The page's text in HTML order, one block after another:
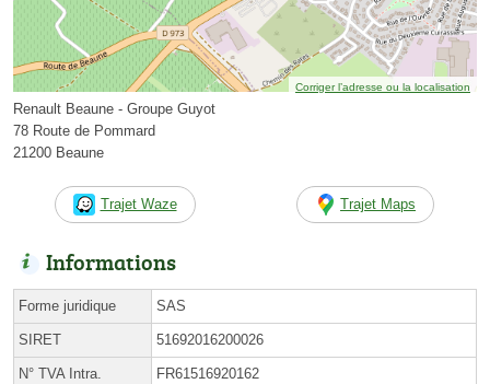
Corriger l’adresse ou la localisation
Renault Beaune - Groupe Guyot
78 Route de Pommard
21200 Beaune
Trajet Waze Trajet Maps
Informations
Forme juridique SAS
SIRET 51692016200026
N° TVA Intra. FR61516920162